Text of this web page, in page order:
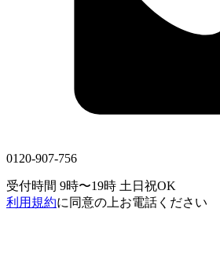
0120-907-756
受付時間 9時〜19時 土日祝OK
利用規約に同意の上お電話ください